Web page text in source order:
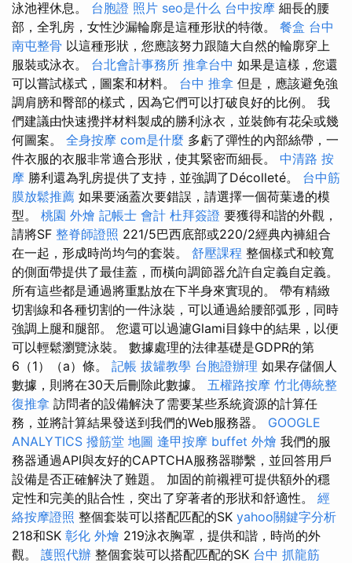
泳池裡休息。 台胞證 照片 seo是什么 台中按摩 細長的腰
部，全乳房，女性沙漏輪廓是這種形狀的特徵。 餐盒 台中
南屯整骨 以這種形狀，您應該努力跟隨大自然的輪廓穿上
服裝或泳衣。 台北會計事務所 推拿台中 如果是這樣，您還
可以嘗試樣式，圖案和材料。 台中 推拿 但是，應該避免強
調肩膀和臀部的樣式，因為它們可以打破良好的比例。 我
們建議由快速攪拌材料製成的勝利泳衣，並裝飾有花朵或幾
何圖案。 全身按摩 com是什麼 多虧了彈性的內部絲帶，一
件衣服的衣服非常適合形狀，使其緊密而細長。 中清路 按
摩 勝利還為乳房提供了支持，並強調了Décolleté。 台中筋
膜放鬆推薦 如果要涵蓋次要錯誤，請選擇一個荷葉邊的模
型。 桃園 外燴 記帳士 會計 杜拜簽證 要獲得和諧的外觀，
請將SF 整脊師證照 221/5巴西底部或220/2經典內褲組合
在一起，形成時尚均勻的套裝。 舒壓課程 整個樣式和較寬
的側面帶提供了最佳蓋，而橫向調節器允許自定義自定義。
所有這些都是通過將重點放在下半身來實現的。 帶有精緻
切割線和各種切割的一件泳裝，可以通過給腰部弧形，同時
強調上腿和腿部。 您還可以過濾Glami目錄中的結果，以便
可以輕鬆瀏覽泳裝。 數據處理的法律基礎是GDPR的第
6（1）（a）條。 記帳 拔罐教學 台胞證辦理 如果存儲個人
數據，則將在30天后刪除此數據。 五權路按摩 竹北傳統整
復推拿 訪問者的設備解決了需要某些系統資源的計算任
務，並將計算結果發送到我們的Web服務器。 GOOGLE
ANALYTICS 撥筋堂 地圖 逢甲按摩 buffet 外燴 我們的服
務器通過API與友好的CAPTCHA服務器聯繫，並回答用戶
設備是否正確解決了難題。 加固的前襯裡可提供額外的穩
定性和完美的貼合性，突出了穿著者的形狀和舒適性。 經
絡按摩證照 整個套裝可以搭配匹配的SK yahoo關鍵字分析
218和SK 彰化 外燴 219泳衣胸罩，提供和諧，時尚的外
觀。 護照代辦 整個套裝可以搭配匹配的SK 台中 抓龍筋